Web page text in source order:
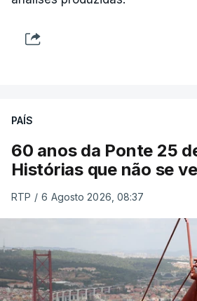
PAÍS
60 anos da Ponte 25
Histórias que não se
RTP / 6 Agosto 2026, 08:37